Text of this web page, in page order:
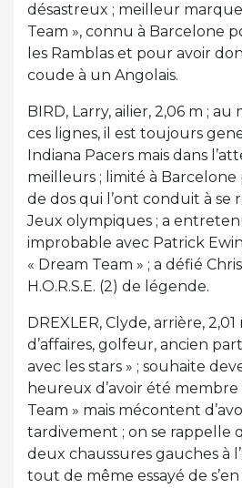
désastreux ; meilleur
Team », connu à Barcelone
les Ramblas et pour avoir
coude à un Angolais.
BIRD, Larry, ailier, 2,06 m ; au
ces lignes, il est toujours
Indiana Pacers mais dans
meilleurs ; limité à
de dos qui l’ont conduit à se
Jeux olympiques ; a
improbable avec Patrick
« Dream Team » ; a défié
H.O.R.S.E. (2) de légende.
DREXLER, Clyde, arrière,
d’affaires, golfeur, ancien
avec les stars » ; souhaite
heureux d’avoir été membre
Team » mais mécontent
tardivement ; on se rappelle
deux chaussures gauches à
tout de même essayé de